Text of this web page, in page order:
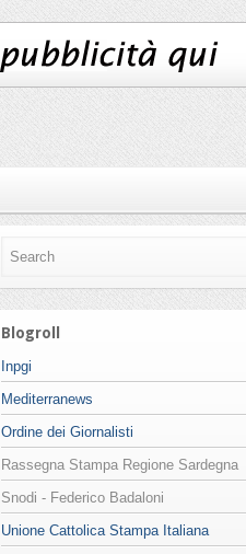
Blogroll
Inpgi
Mediterranews
Ordine dei Giornalisti
Rassegna Stampa Regione Sardegna
Snodi - Federico Badaloni
Unione Cattolica Stampa Italiana